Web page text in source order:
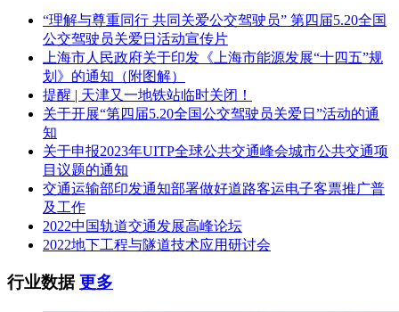
“理解与尊重同行 共同关爱公交驾驶员” 第四届5.20全国
公交驾驶员关爱日活动宣传片
上海市人民政府关于印发《上海市能源发展“十四五”规
划》的通知（附图解）
提醒 | 天津又一地铁站临时关闭！
关于开展“第四届5.20全国公交驾驶员关爱日”活动的通
知
关于申报2023年UITP全球公共交通峰会城市公共交通项
目议题的通知
交通运输部印发通知部署做好道路客运电子客票推广普
及工作
2022中国轨道交通发展高峰论坛
2022地下工程与隧道技术应用研讨会
行业数据更多